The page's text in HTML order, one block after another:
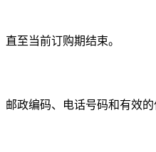
至当前订购期结束。
政编码、电话号码和有效的